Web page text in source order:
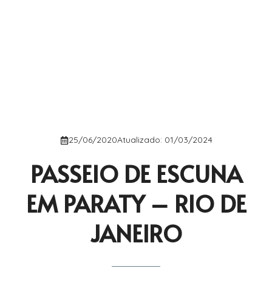
25/06/2020Atualizado: 01/03/2024
PASSEIO DE ESCUNA
EM PARATY – RIO DE
JANEIRO